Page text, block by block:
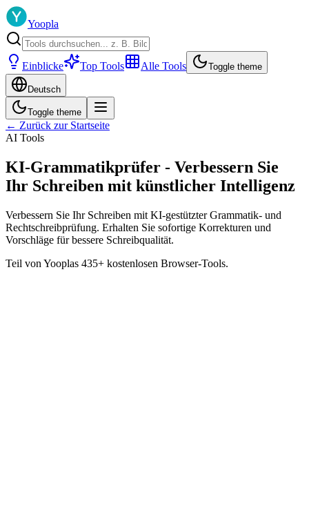
Yoopla
Einblicke Top Tools Alle Tools Toggle theme
Deutsch
Toggle theme
← Zurück zur Startseite
AI Tools
KI-Grammatikprüfer - Verbessern Sie
Ihr Schreiben mit künstlicher Intelligenz
Verbessern Sie Ihr Schreiben mit KI-gestützter Grammatik- und
Rechtschreibprüfung. Erhalten Sie sofortige Korrekturen und
Vorschläge für bessere Schreibqualität.
Teil von Yooplas 435+ kostenlosen Browser-Tools.